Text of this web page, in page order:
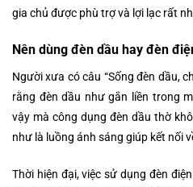
gia chủ được phù trợ và lợi lạc rất
Nên dùng đèn dầu hay đèn
Người xưa có câu “Sống đèn dầu,
rằng đèn dầu như gắn liền trong
vậy mà công dụng đèn dầu thờ
như là luồng ánh sáng giúp kết nối
Thời hiện đại, việc sử dụng đèn